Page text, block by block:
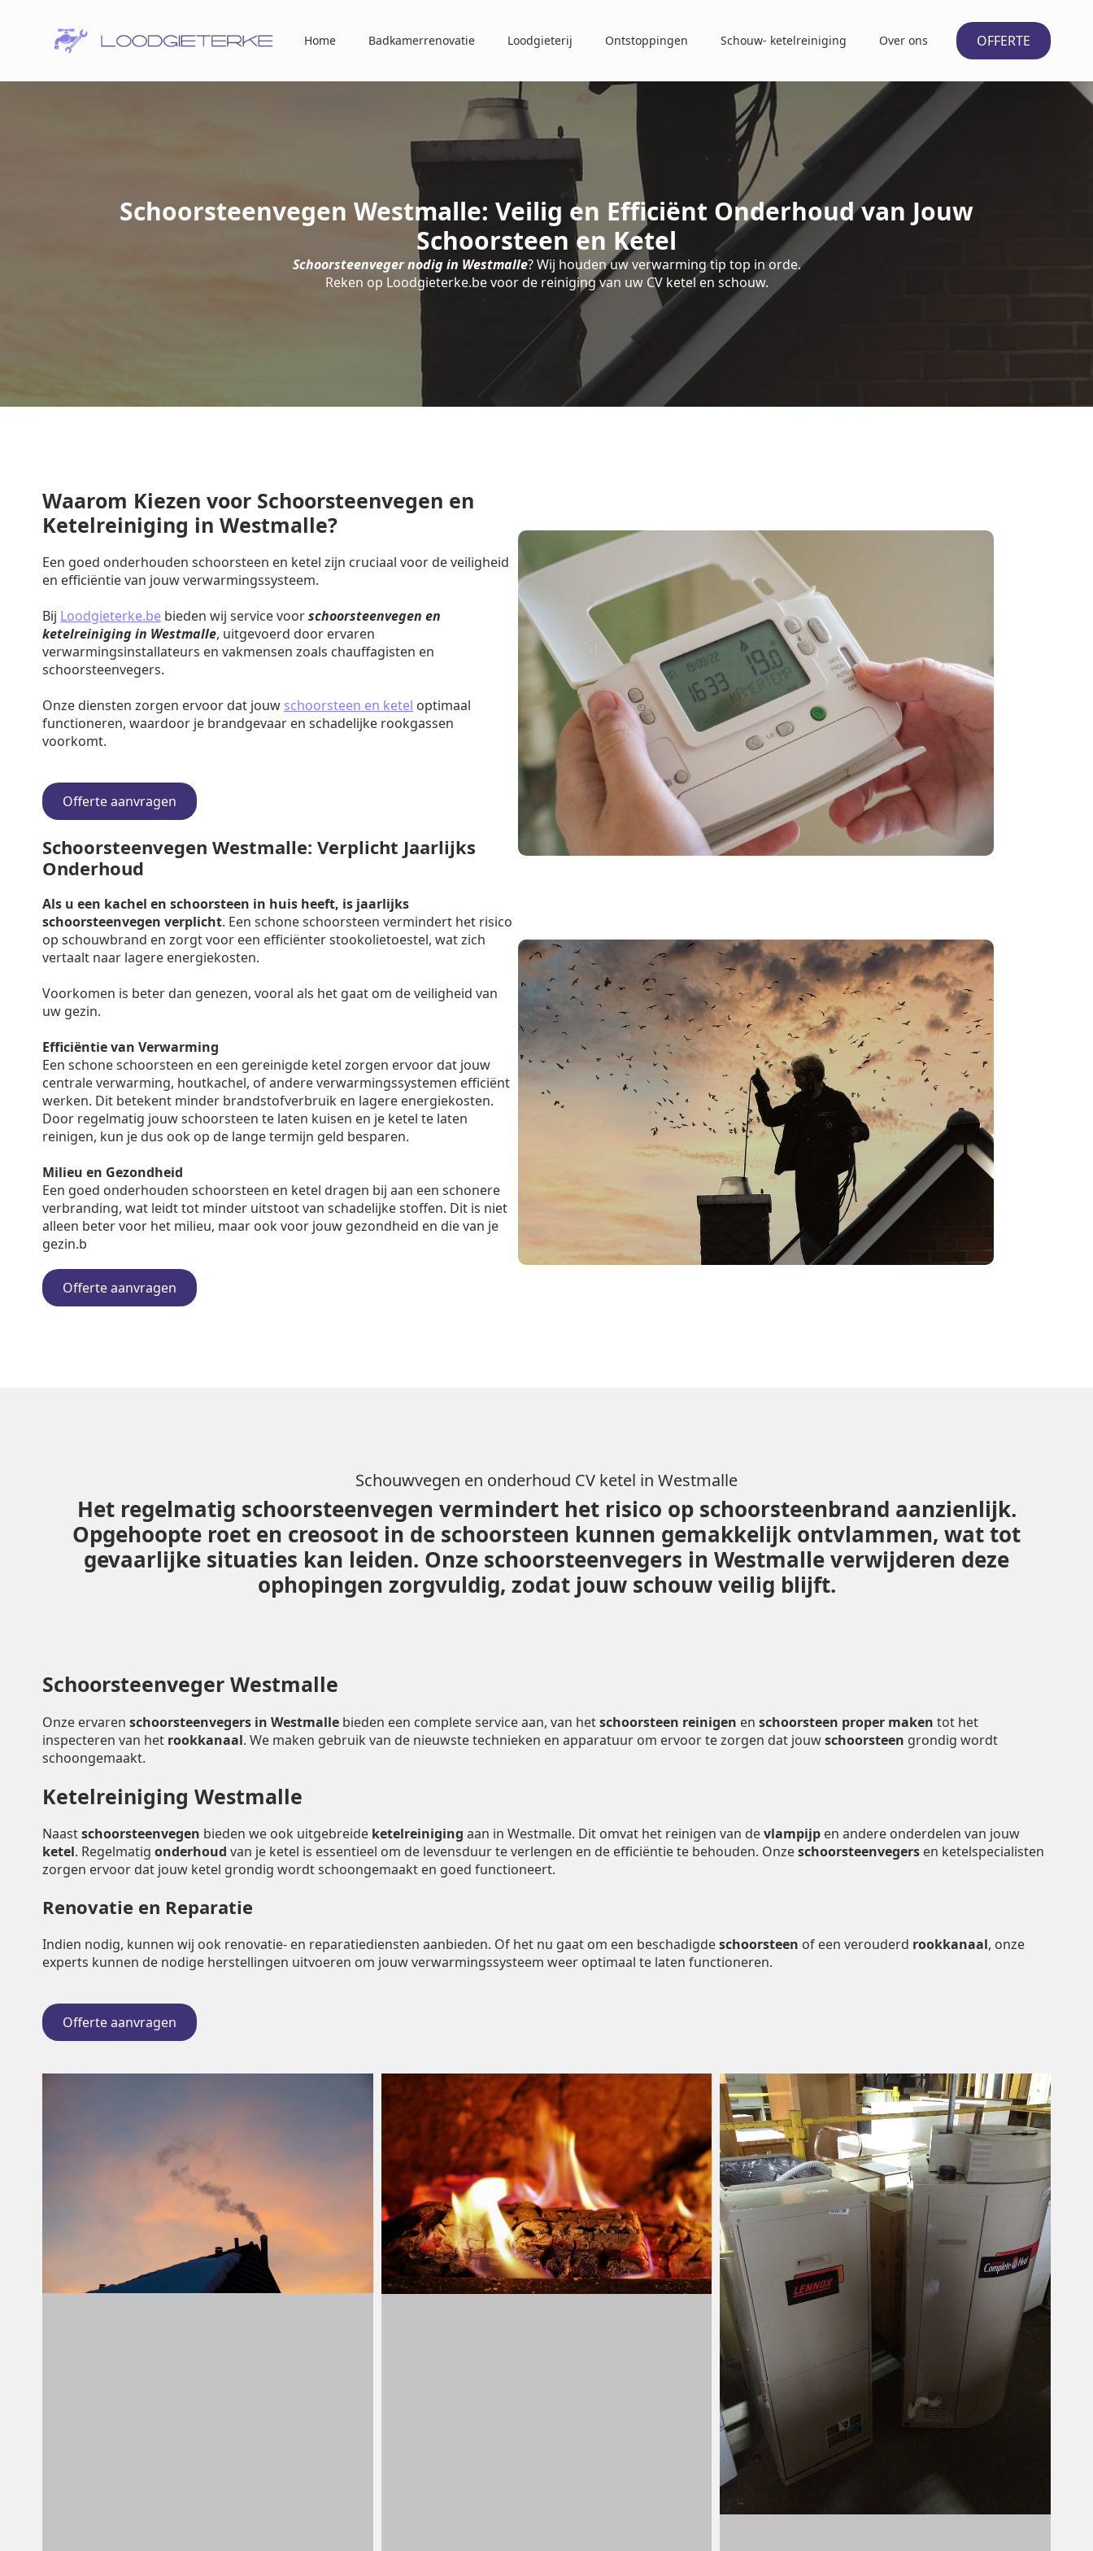
Home Badkamerrenovatie Loodgieterij Ontstoppingen Schouw- ketelreiniging Over ons OFFERTE
Schoorsteenvegen Westmalle: Veilig en Efficiënt Onderhoud van Jouw
Schoorsteen en Ketel
Schoorsteenveger nodig in Westmalle? Wij houden uw verwarming tip top in orde.
Reken op Loodgieterke.be voor de reiniging van uw CV ketel en schouw.
Waarom Kiezen voor Schoorsteenvegen en
Ketelreiniging in Westmalle?
Een goed onderhouden schoorsteen en ketel zijn cruciaal voor de veiligheid
en efficiëntie van jouw verwarmingssysteem.
Bij Loodgieterke.be bieden wij service voorschoorsteenvegen en
ketelreiniging in Westmalle, uitgevoerd door ervaren
verwarmingsinstallateurs en vakmensen zoals chauffagisten en
schoorsteenvegers.
Onze diensten zorgen ervoor dat jouw schoorsteen en ketel optimaal
functioneren, waardoor je brandgevaar en schadelijke rookgassen
voorkomt.
Offerte aanvragen
Schoorsteenvegen Westmalle: Verplicht Jaarlijks
Onderhoud
Als u een kachel en schoorsteen in huis heeft, is jaarlijks
schoorsteenvegen verplicht. Een schone schoorsteen vermindert het risico
op schouwbrand en zorgt voor een efficiënter stookolietoestel, wat zich
vertaalt naar lagere energiekosten.
Voorkomen is beter dan genezen, vooral als het gaat om de veiligheid van
uw gezin.
Efficiëntie van Verwarming
Een schone schoorsteen en een gereinigde ketel zorgen ervoor dat jouw
centrale verwarming, houtkachel, of andere verwarmingssystemen efficiënt
werken. Dit betekent minder brandstofverbruik en lagere energiekosten.
Door regelmatig jouw schoorsteen te laten kuisen en je ketel te laten
reinigen, kun je dus ook op de lange termijn geld besparen.
Milieu en Gezondheid
Een goed onderhouden schoorsteen en ketel dragen bij aan een schonere
verbranding, wat leidt tot minder uitstoot van schadelijke stoffen. Dit is niet
alleen beter voor het milieu, maar ook voor jouw gezondheid en die van je
gezin.b
Offerte aanvragen
Schouwvegen en onderhoud CV ketel in Westmalle
Het regelmatig schoorsteenvegen vermindert het risico op schoorsteenbrand aanzienlijk.
Opgehoopte roet en creosoot in de schoorsteen kunnen gemakkelijk ontvlammen, wat tot
gevaarlijke situaties kan leiden. Onze schoorsteenvegers in Westmalle verwijderen deze
ophopingen zorgvuldig, zodat jouw schouw veilig blijft.
Schoorsteenveger Westmalle
Onze ervaren schoorsteenvegers in Westmalle bieden een complete service aan, van hetschoorsteen reinigen en schoorsteen proper maken tot het
inspecteren van het rookkanaal. We maken gebruik van de nieuwste technieken en apparatuur om ervoor te zorgen dat jouwschoorsteen grondig wordt
schoongemaakt.
Ketelreiniging Westmalle
Naastschoorsteenvegen bieden we ook uitgebreide ketelreiniging aan in Westmalle. Dit omvat het reinigen van devlampijp en andere onderdelen van jouw
ketel. Regelmatig onderhoud van je ketel is essentieel om de levensduur te verlengen en de efficiëntie te behouden. Onzeschoorsteenvegers en ketelspecialisten
zorgen ervoor dat jouw ketel grondig wordt schoongemaakt en goed functioneert.
Renovatie en Reparatie
Indien nodig, kunnen wij ook renovatie- en reparatiediensten aanbieden. Of het nu gaat om een beschadigdeschoorsteen of een verouderd rookkanaal, onze
experts kunnen de nodige herstellingen uitvoeren om jouw verwarmingssysteem weer optimaal te laten functioneren.
Offerte aanvragen